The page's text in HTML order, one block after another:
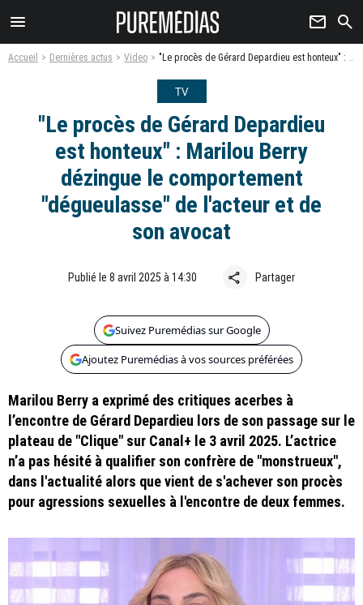
menu newsletter search
Accueil Dernières actus Video "Le procès de Gérard Depardieu est honteux" : Marilou Berry dézingue le comportement "dégueulasse" de l'acteur et de son avocat
TV
"Le procès de Gérard Depardieu
est honteux" : Marilou Berry
dézingue le comportement
"dégueulasse" de l'acteur et de
son avocat
Publié le 8 avril 2025 à 14:30 share Partager
Suivez Puremédias sur Google
Ajoutez Puremédias à vos sources préférées
Marilou Berry a exprimé des critiques acerbes à
l’encontre de Gérard Depardieu lors de son passage sur le
plateau de "Clique" sur Canal+ le 3 avril 2025. L’actrice
n’a pas hésité à qualifier son confrère de "monstrueux",
dans l'actualité alors que vient de s'achever son procès
pour agressions sexuelles à l'encontre de deux femmes.